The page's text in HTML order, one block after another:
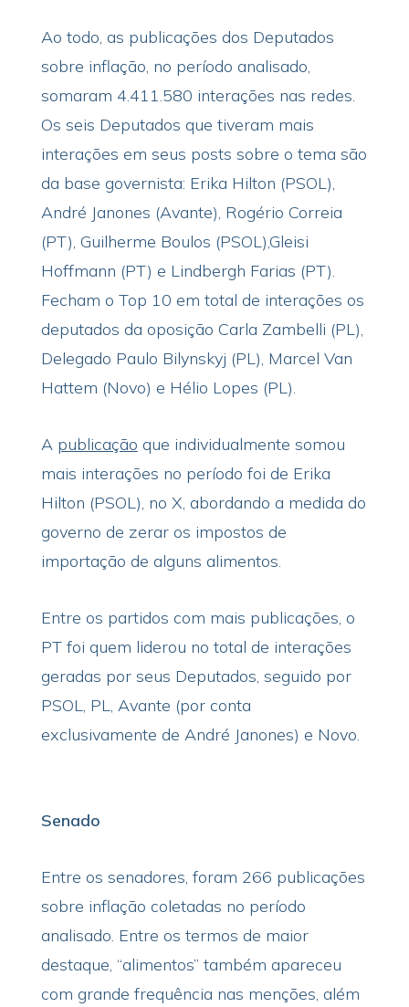
Ao todo, as publicações dos Deputados
sobre inflação, no período analisado,
somaram 4.411.580 interações nas redes.
Os seis Deputados que tiveram mais
interações em seus posts sobre o tema são
da base governista: Erika Hilton (PSOL),
André Janones (Avante), Rogério Correia
(PT), Guilherme Boulos (PSOL),Gleisi
Hoffmann (PT) e Lindbergh Farias (PT).
Fecham o Top 10 em total de interações os
deputados da oposição Carla Zambelli (PL),
Delegado Paulo Bilynskyj (PL), Marcel Van
Hattem (Novo) e Hélio Lopes (PL).
A publicação que individualmente somou
mais interações no período foi de Erika
Hilton (PSOL), no X, abordando a medida do
governo de zerar os impostos de
importação de alguns alimentos.
Entre os partidos com mais publicações, o
PT foi quem liderou no total de interações
geradas por seus Deputados, seguido por
PSOL, PL, Avante (por conta
exclusivamente de André Janones) e Novo.
Senado
Entre os senadores, foram 266 publicações
sobre inflação coletadas no período
analisado. Entre os termos de maior
destaque, “alimentos” também apareceu
com grande frequência nas menções, além